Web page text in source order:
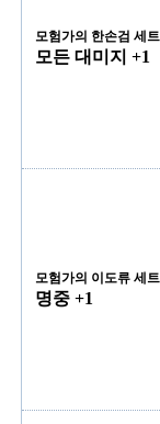
모험가의 한손검 세트
모든 대미지 +1
모험가의 이도류 세트
명중 +1